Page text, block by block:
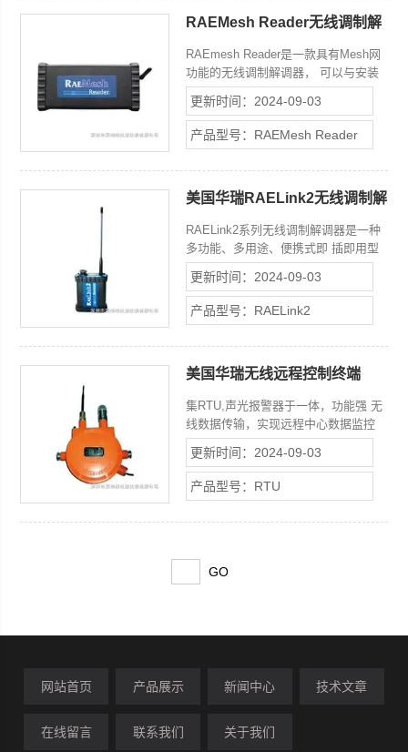
RAEMesh Reader无线调制解
RAEmesh Reader是一款具有Mesh网
功能的无线调制解调器， 可以与安装
在计算机上的ProRAE.net软件一起构
成无线监 控中心，实现对MeshGuard
、RAEWATCH等检测仪的控制， 实时
显示、存储检测信息。该设备具有网
更新时间：2024-09-03
产品型号：RAEMesh Reader
美国华瑞RAELink2无线调制解
RAELink2系列无线调制解调器是一种
多功能、多用途、便携式即 插即用型
的Ad hoc 智能无线传输设备，该产品
采用Ad hoc技术， 具有成本低、性能
好等特点，尤其适用于建立工业无线网
络。
更新时间：2024-09-03
产品型号：RAELink2
美国华瑞无线远程控制终端
集RTU,声光报警器于一体，功能强 无
线数据传输，实现远程中心数据监控
Ad Hoc 网络模式，自动建立多跳的自
适应、自恢复的稳健网络 直流交流供
电可选，适应范围广 现场声光报警
器，报警情况下现场实时提醒，以便及
更新时间：2024-09-03
产品型号：RTU
网站首页 产品展示 新闻中心 技术文章
在线留言 联系我们 关于我们